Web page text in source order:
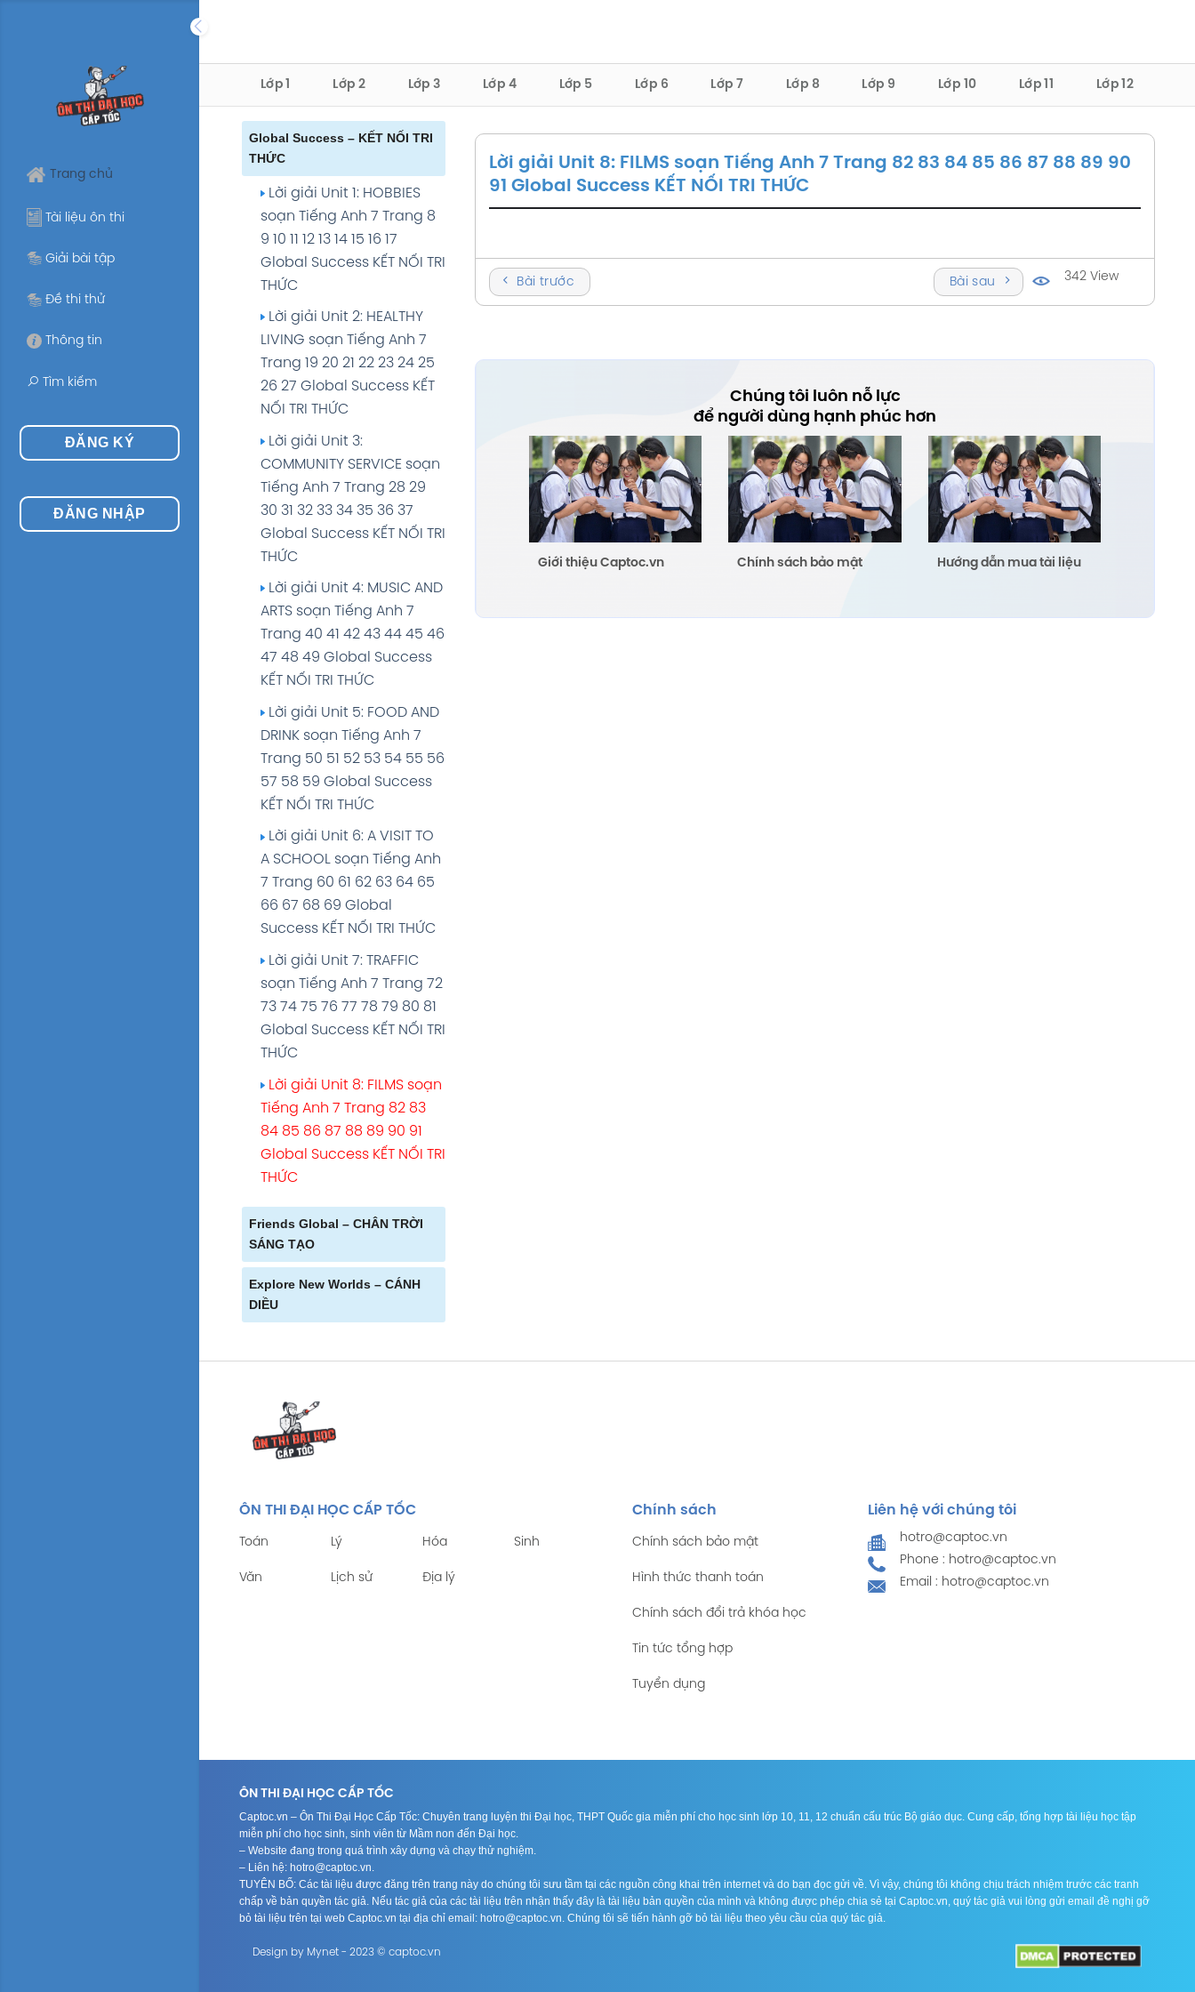
Trang chủ
Tài liệu ôn thi
Giải bài tập
Đề thi thử
Thông tin
Tìm kiếm
ĐĂNG KÝ
ĐĂNG NHẬP
Lớp 1 Lớp 2 Lớp 3 Lớp 4 Lớp 5 Lớp 6 Lớp 7 Lớp 8 Lớp 9 Lớp 10 Lớp 11 Lớp 12
Global Success – KẾT NỐI TRI
THỨC
Lời giải Unit 1: HOBBIES
soạn Tiếng Anh 7 Trang 8
9 10 11 12 13 14 15 16 17
Global Success KẾT NỐI TRI
THỨC
Lời giải Unit 2: HEALTHY
LIVING soạn Tiếng Anh 7
Trang 19 20 21 22 23 24 25
26 27 Global Success KẾT
NỐI TRI THỨC
Lời giải Unit 3:
COMMUNITY SERVICE soạn
Tiếng Anh 7 Trang 28 29
30 31 32 33 34 35 36 37
Global Success KẾT NỐI TRI
THỨC
Lời giải Unit 4: MUSIC AND
ARTS soạn Tiếng Anh 7
Trang 40 41 42 43 44 45 46
47 48 49 Global Success
KẾT NỐI TRI THỨC
Lời giải Unit 5: FOOD AND
DRINK soạn Tiếng Anh 7
Trang 50 51 52 53 54 55 56
57 58 59 Global Success
KẾT NỐI TRI THỨC
Lời giải Unit 6: A VISIT TO
A SCHOOL soạn Tiếng Anh
7 Trang 60 61 62 63 64 65
66 67 68 69 Global
Success KẾT NỐI TRI THỨC
Lời giải Unit 7: TRAFFIC
soạn Tiếng Anh 7 Trang 72
73 74 75 76 77 78 79 80 81
Global Success KẾT NỐI TRI
THỨC
Lời giải Unit 8: FILMS soạn
Tiếng Anh 7 Trang 82 83
84 85 86 87 88 89 90 91
Global Success KẾT NỐI TRI
THỨC
Friends Global – CHÂN TRỜI
SÁNG TẠO
Explore New Worlds – CÁNH
DIỀU
Lời giải Unit 8: FILMS soạn Tiếng Anh 7 Trang 82 83 84 85 86 87 88 89 90
91 Global Success KẾT NỐI TRI THỨC
Bài trước Bài sau 342 View
Chúng tôi luôn nỗ lực
để người dùng hạnh phúc hơn
Giới thiệu Captoc.vn Chính sách bảo mật Hướng dẫn mua tài liệu
ÔN THI ĐẠI HỌC CẤP TỐC
Toán Lý Hóa Sinh
Văn Lịch sử Địa lý
Chính sách
Chính sách bảo mật
Hình thức thanh toán
Chính sách đổi trả khóa học
Tin tức tổng hợp
Tuyển dụng
Liên hệ với chúng tôi
hotro@captoc.vn
Phone : hotro@captoc.vn
Email : hotro@captoc.vn
ÔN THI ĐẠI HỌC CẤP TỐC
Captoc.vn – Ôn Thi Đại Học Cấp Tốc: Chuyên trang luyện thi Đại học, THPT Quốc gia miễn phí cho học sinh lớp 10, 11, 12 chuẩn cấu trúc Bộ giáo dục. Cung cấp, tổng hợp tài liệu học tập
miễn phí cho học sinh, sinh viên từ Mầm non đến Đại học.
– Website đang trong quá trình xây dựng và chạy thử nghiệm.
– Liên hệ: hotro@captoc.vn.
TUYÊN BỐ: Các tài liệu được đăng trên trang này do chúng tôi sưu tầm tại các nguồn công khai trên internet và do bạn đọc gửi về. Vì vậy, chúng tôi không chịu trách nhiệm trước các tranh
chấp về bản quyền tác giả. Nếu tác giả của các tài liệu trên nhận thấy đây là tài liệu bản quyền của mình và không được phép chia sẻ tại Captoc.vn, quý tác giả vui lòng gửi email đề nghị gỡ
bỏ tài liệu trên tại web Captoc.vn tại địa chỉ email: hotro@captoc.vn. Chúng tôi sẽ tiến hành gỡ bỏ tài liệu theo yêu cầu của quý tác giả.
Design by Mynet - 2023 © captoc.vn